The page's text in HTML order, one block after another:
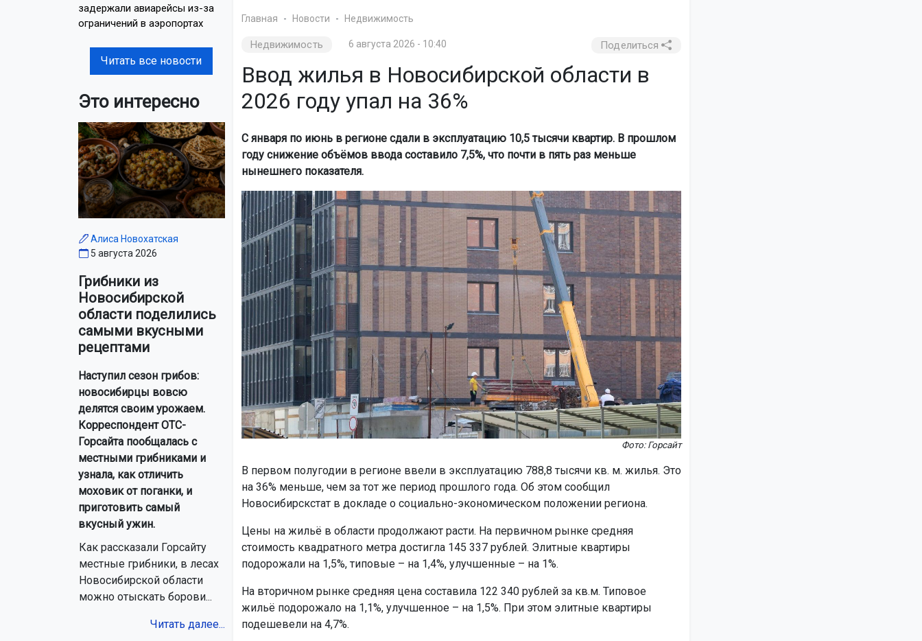
задержали авиарейсы из-за
ограничений в аэропортах
Читать все новости
Это интересно
Алиса Новохатская
5 августа 2026
Грибники из
Новосибирской
области поделились
самыми вкусными
рецептами
Наступил сезон грибов:
новосибирцы вовсю
делятся своим урожаем.
Корреспондент ОТС-
Горсайта пообщалась с
местными грибниками и
узнала, как отличить
моховик от поганки, и
приготовить самый
вкусный ужин.
Как рассказали Горсайту
местные грибники, в лесах
Новосибирской области
можно отыскать борови...
Читать далее...
Главная Новости Недвижимость
Недвижимость 6 августа 2026 - 10:40 Поделиться
Ввод жилья в Новосибирской области в
2026 году упал на 36%
С января по июнь в регионе сдали в эксплуатацию 10,5 тысячи квартир. В прошлом
году снижение объёмов ввода составило 7,5%, что почти в пять раз меньше
нынешнего показателя.
Фото: Горсайт
В первом полугодии в регионе ввели в эксплуатацию 788,8 тысячи кв. м. жилья. Это
на 36% меньше, чем за тот же период прошлого года. Об этом сообщил
Новосибирскстат в докладе о социально-экономическом положении региона.
Цены на жильё в области продолжают расти. На первичном рынке средняя
стоимость квадратного метра достигла 145 337 рублей. Элитные квартиры
подорожали на 1,5%, типовые – на 1,4%, улучшенные – на 1%.
На вторичном рынке средняя цена составила 122 340 рублей за кв.м. Типовое
жильё подорожало на 1,1%, улучшенное – на 1,5%. При этом элитные квартиры
подешевели на 4,7%.